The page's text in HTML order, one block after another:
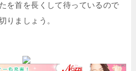
を首を長くして待っているので
りましょう。